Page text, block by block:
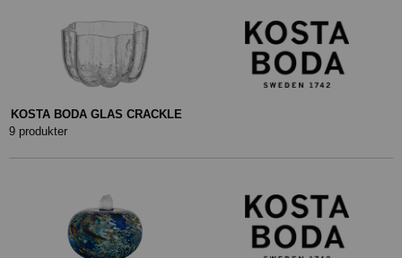
KOSTA BODA GLAS CRACKLE
9 produkter